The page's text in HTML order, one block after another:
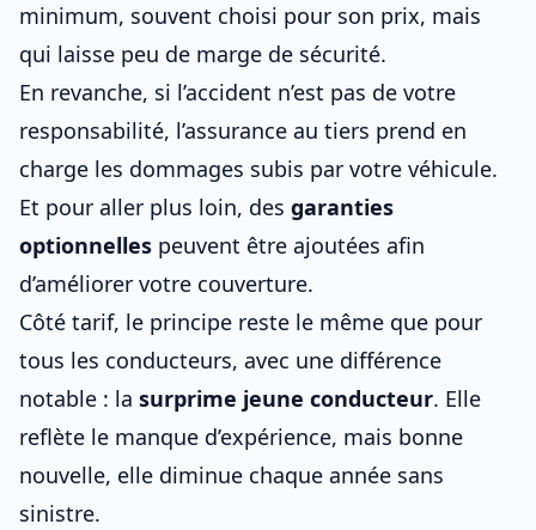
minimum, souvent choisi pour son prix, mais
qui laisse peu de marge de sécurité.
En revanche, si l’accident n’est pas de votre
responsabilité, l’assurance au tiers prend en
charge les dommages subis par votre véhicule.
Et pour aller plus loin, des garanties
optionnelles peuvent être ajoutées afin
d’améliorer votre couverture.
Côté tarif, le principe reste le même que pour
tous les conducteurs, avec une différence
notable : la surprime jeune conducteur. Elle
reflète le manque d’expérience, mais bonne
nouvelle, elle diminue chaque année sans
sinistre.